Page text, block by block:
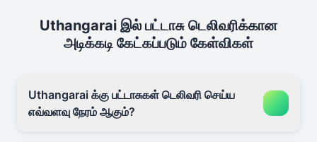
Uthangarai இல் பட்டாசு டெலிவரிக்கான
அடிக்கடி கேட்கப்படும் கேள்விகள்
Uthangarai க்கு பட்டாசுகள் டெலிவரி செய்ய
எவ்வளவு நேரம் ஆகும்?